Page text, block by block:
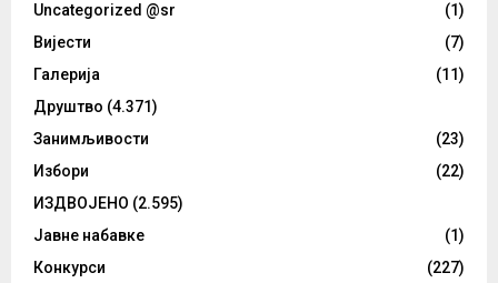
Uncategorized @sr
(1)
Вијести
(7)
Галерија
(11)
Друштво (4.371)
Занимљивости
(23)
Избори
(22)
ИЗДВОЈЕНО (2.595)
Јавне набавке
(1)
Конкурси
(227)